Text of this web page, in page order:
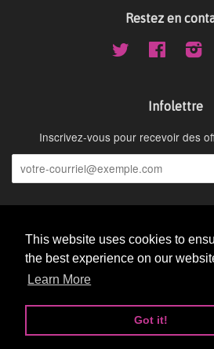
This website uses cookies to
the best experience on our
Learn More
Got it!
This website uses cookies to
the best experience on our
Learn More
Got it!
Restez en
Twitter Facebook
Infolettre
Inscrivez-vous pour recevoir des
électronique propulsé
American
Express
Diners
Club
Discover